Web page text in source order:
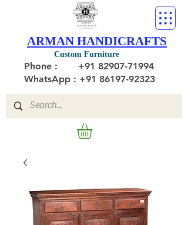
Custom Furniture
ARMAN HANDICRAFTS
Phone : +91 82907-71994
WhatsApp : +91 86197-92323